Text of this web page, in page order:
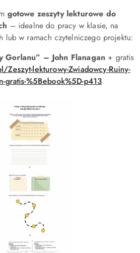
gotowe zeszyty lekturowe do
– idealne do pracy w klasie, na
lub w ramach czytelniczego projektu:
Gorlanu” – John Flanagan + gratis
lekturowy-Zwiadowcy-Ruiny-
gratis-%5Bebook%5D-p413